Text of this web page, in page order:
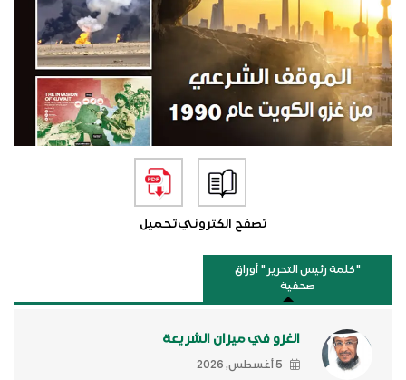
تصفح الكترونيتحميل
"كلمة رئيس التحرير " أوراق
صحفية
الغزو في ميزان الشريعة
5 أغسطس, 2026